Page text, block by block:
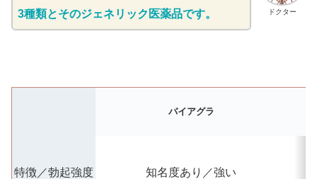
ドクター
3種類とそのジェネリック医薬品です。
バイアグラ
特徴／勃起強度 知名度あり／強い